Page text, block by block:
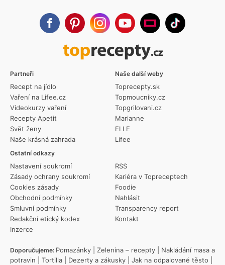
Partneři
Recept na jídlo
Vaření na Lifee.cz
Videokurzy vaření
Recepty Apetit
Svět ženy
Naše krásná zahrada
Ostatní odkazy
Nastavení soukromí
Zásady ochrany soukromí
Cookies zásady
Obchodní podmínky
Smluvní podmínky
Redakční etický kodex
Inzerce
RSS
Kariéra v Topreceptech
Foodie
Nahlásit
Transparency report
Kontakt
Naše další weby
Toprecepty.sk
Topmoucniky.cz
Topgrilovani.cz
Marianne
ELLE
Lifee
Doporučujeme: Pomazánky Zelenina – recepty
Nakládání masa a
potravin
Tortilla Dezerty a zákusky Jak na odpalované těsto